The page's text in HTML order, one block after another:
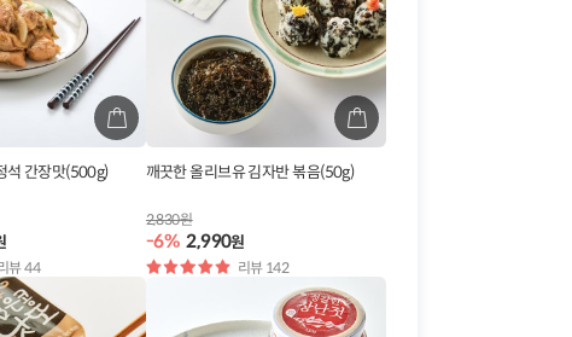
석 간장맛(500g)
뷰 44
깨끗한 올리브유 김자반 볶음(50g)
-6% 2,990원
2,830원
별
리뷰 142